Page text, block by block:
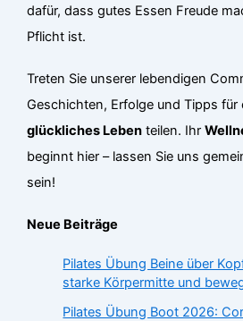
dafür, dass gutes Essen Freude
Pflicht ist.
Treten Sie unserer lebendigen
Geschichten, Erfolge und Tipps
glückliches Leben teilen. Ihr
beginnt hier – lassen Sie uns
sein!
Neue Beiträge
Pilates Übung Beine über
starke Körpermitte und
Pilates Übung Boot 2026: